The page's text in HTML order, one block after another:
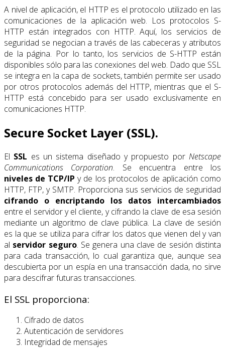
A nivel de aplicación, el HTTP es el protocolo utilizado en las
comunicaciones de la aplicación web. Los protocolos S-
HTTP están integrados con HTTP. Aquí, los servicios de
seguridad se negocian a través de las cabeceras y atributos
de la página. Por lo tanto, los servicios de S-HTTP están
disponibles sólo para las conexiones del web. Dado que SSL
se integra en la capa de sockets, también permite ser usado
por otros protocolos además del HTTP, mientras que el S-
HTTP está concebido para ser usado exclusivamente en
comunicaciones HTTP.
Secure Socket Layer (SSL).
El SSL es un sistema diseñado y propuesto porNetscape
Communications Corporation. Se encuentra entre los
niveles de TCP/IP y de los protocolos de aplicación como
HTTP, FTP, y SMTP. Proporciona sus servicios de seguridad
cifrando o encriptando los datos intercambiados
entre el servidor y el cliente, y cifrando la clave de esa sesión
mediante un algoritmo de clave pública. La clave de sesión
es la que se utiliza para cifrar los datos que vienen del y van
al servidor seguro. Se genera una clave de sesión distinta
para cada transacción, lo cual garantiza que, aunque sea
descubierta por un espía en una transacción dada, no sirve
para descifrar futuras transacciones.
El SSL proporciona:
Cifrado de datos
Autenticación de servidores
Integridad de mensajes